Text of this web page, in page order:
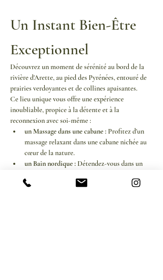
Un Instant Bien-Être
Exceptionnel
Découvrez un moment de sérénité au bord de la
rivière d'Arette, au pied des Pyrénées, entouré de
prairies verdoyantes et de collines apaisantes.
Ce lieu unique vous offre une expérience
inoubliable, propice à la détente et à la
reconnexion avec soi-même :
un Massage dans une cabane : Profitez d'un
massage relaxant dans une cabane nichée au
cœur de la nature.
un Bain nordique : Détendez-vous dans un
l'esprit.